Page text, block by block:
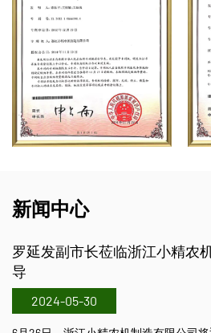
新闻中心
江小精农机制造有限公司考察指